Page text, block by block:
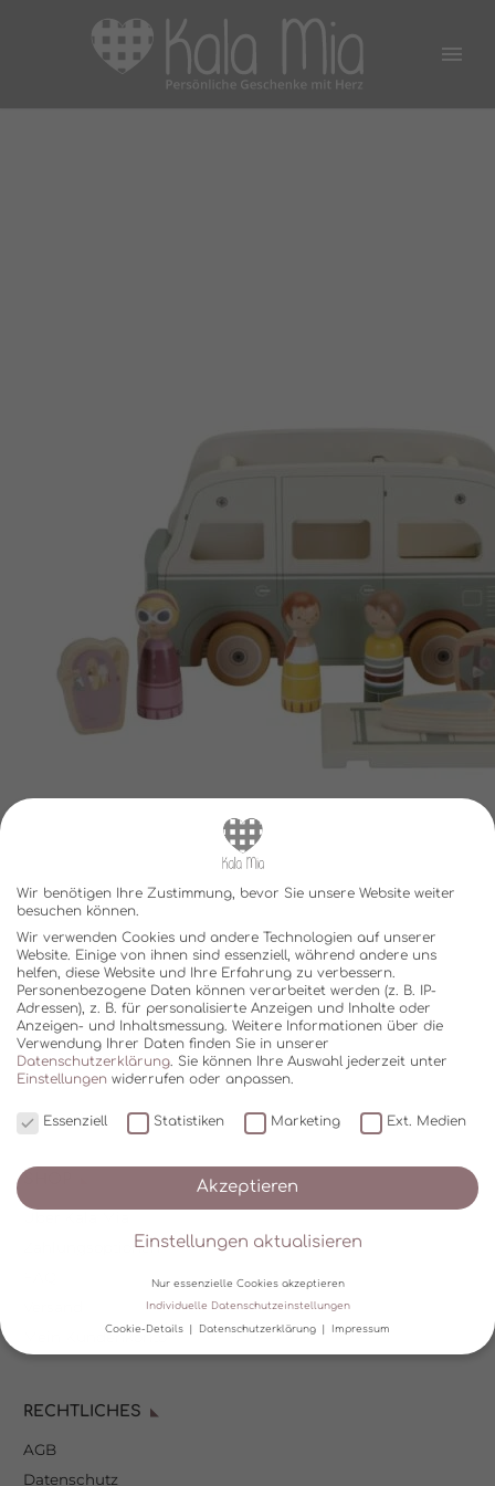
Zahlungsoptionen
Mein Kundenkonto
RECHTLICHES
AGB
Datenschutz
Wir benötigen Ihre Zustimmung, bevor Sie unsere Website weiter
besuchen können.
Wir verwenden Cookies und andere Technologien auf unserer
Website. Einige von ihnen sind essenziell, während andere uns
helfen, diese Website und Ihre Erfahrung zu verbessern.
Personenbezogene Daten können verarbeitet werden (z. B. IP-
Adressen), z. B. für personalisierte Anzeigen und Inhalte oder
Anzeigen- und Inhaltsmessung. Weitere Informationen über die
Verwendung Ihrer Daten finden Sie in unserer
Datenschutzerklärung Sie können Ihre Auswahl jederzeit unter
Einstellungen widerrufen oder anpassen.
Essenziell Statistiken Marketing Ext. Medien
Akzeptieren
Einstellungen aktualisieren
Nur essenzielle Cookies akzeptieren
Individuelle Datenschutzeinstellungen
Cookie-Details Datenschutzerklärung Impressum
Wir verwenden Cookies und andere Technologien auf unserer
helfen, diese Website und Ihre Erfahrung zu verbessern.